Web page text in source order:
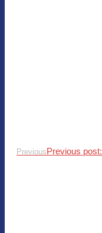
PreviousPrevious post: